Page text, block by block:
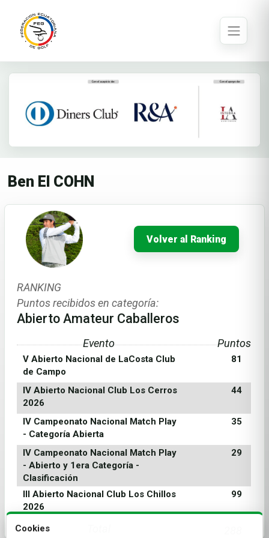
Ben El COHN
Volver al Ranking
RANKING
Puntos recibidos en categoría:
Abierto Amateur Caballeros
Evento Puntos
V Abierto Nacional de LaCosta Club
de Campo
81
IV Abierto Nacional Club Los Cerros
2026
44
IV Campeonato Nacional Match Play
- Categoría Abierta
35
IV Campeonato Nacional Match Play
- Abierto y 1era Categoría -
Clasificación
29
III Abierto Nacional Club Los Chillos
2026
99
Cookies